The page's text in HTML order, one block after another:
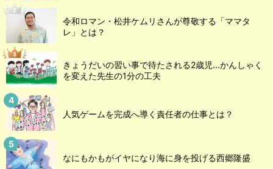
令和ロマン・松井ケムリさんが尊敬する「ママタ
レ」とは？
きょうだいの習い事で待たされる2歳児...かんしゃく
を変えた先生の1分の工夫
人気ゲームを完成へ導く責任者の仕事とは？
なにもかもがイヤになり海に身を投げる西郷隆盛